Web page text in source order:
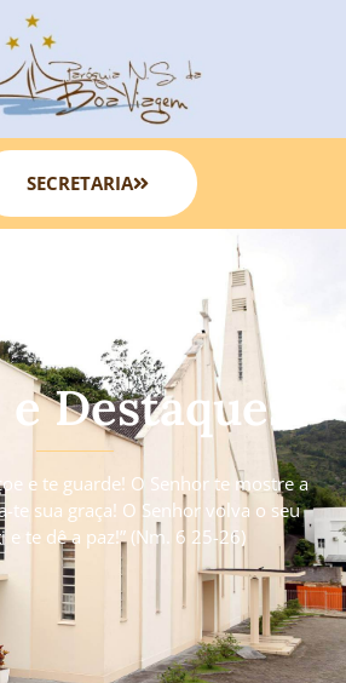
SECRETARIA
Destaques
e te guarde! O Senhor te mostre a
te sua graça! O Senhor volva o seu
e te dê a paz!” (Nm. 6 25-26)